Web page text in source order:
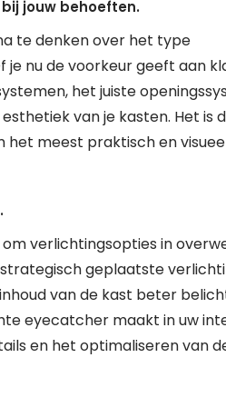
jouw behoeften.
te denken over het type
nu de voorkeur geeft aan
het juiste
van je kasten. Het is
het meest praktisch en
verlichtingsopties in
geplaatste
van de kast beter
eyecatcher maakt in uw
en het optimaliseren van